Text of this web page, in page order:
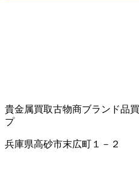
貴金属買取古物商ブランド品
プ
兵庫県高砂市末広町１－２